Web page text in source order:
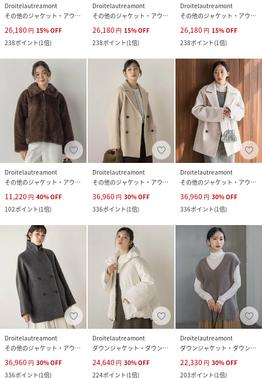
Droitelautreamont
その他のジャケット・アウター
26,180 円 15%OFF
238ポイント(1倍)
Droitelautreamont
その他のジャケット・アウター
26,180 円 15%OFF
238ポイント(1倍)
Droitelautreamont
その他のジャケット・アウター
26,180 円 15%OFF
238ポイント(1倍)
Droitelautreamont
その他のジャケット・アウター
11,220 円 40%OFF
102ポイント(1倍)
Droitelautreamont
その他のジャケット・アウター
36,960 円 30%OFF
336ポイント(1倍)
Droitelautreamont
その他のジャケット・アウター
36,960 円 30%OFF
336ポイント(1倍)
Droitelautreamont
その他のジャケット・アウター
36,960 円 30%OFF
336ポイント(1倍)
Droitelautreamont
ダウンジャケット・ダウンベスト
24,640 円 30%OFF
224ポイント(1倍)
Droitelautreamont
ダウンジャケット・ダウンベスト
22,330 円 30%OFF
203ポイント(1倍)